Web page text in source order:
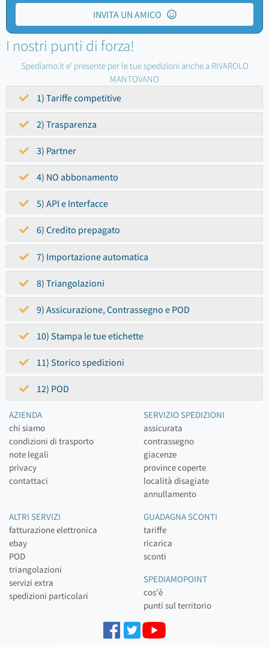
INVITA UN AMICO
I nostri punti di forza!
Spediamo.it e' presente per le tue spedizioni anche a RIVAROLO
MANTOVANO
1) Tariffe competitive
2) Trasparenza
3) Partner
4) NO abbonamento
5) API e Interfacce
6) Credito prepagato
7) Importazione automatica
8) Triangolazioni
9) Assicurazione, Contrassegno e POD
10) Stampa le tue etichette
11) Storico spedizioni
12) POD
AZIENDA
chi siamo
condizioni di trasporto
note legali
privacy
contattaci
SERVIZIO SPEDIZIONI
assicurata
contrassegno
giacenze
province coperte
località disagiate
annullamento
ALTRI SERVIZI
fatturazione elettronica
ebay
POD
triangolazioni
servizi extra
spedizioni particolari
GUADAGNA SCONTI
tariffe
ricarica
sconti
SPEDIAMOPOINT
cos'è
punti sul territorio